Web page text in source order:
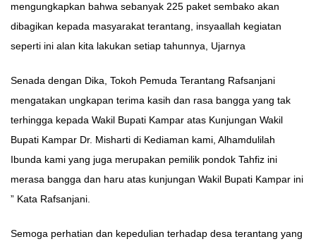
mengungkapkan bahwa sebanyak 225 paket sembako akan
dibagikan kepada masyarakat terantang, insyaallah kegiatan
seperti ini alan kita lakukan setiap tahunnya, Ujarnya
Senada dengan Dika, Tokoh Pemuda Terantang Rafsanjani
mengatakan ungkapan terima kasih dan rasa bangga yang tak
terhingga kepada Wakil Bupati Kampar atas Kunjungan Wakil
Bupati Kampar Dr. Misharti di Kediaman kami, Alhamdulilah
Ibunda kami yang juga merupakan pemilik pondok Tahfiz ini
merasa bangga dan haru atas kunjungan Wakil Bupati Kampar ini
” Kata Rafsanjani.
Semoga perhatian dan kepedulian terhadap desa terantang yang